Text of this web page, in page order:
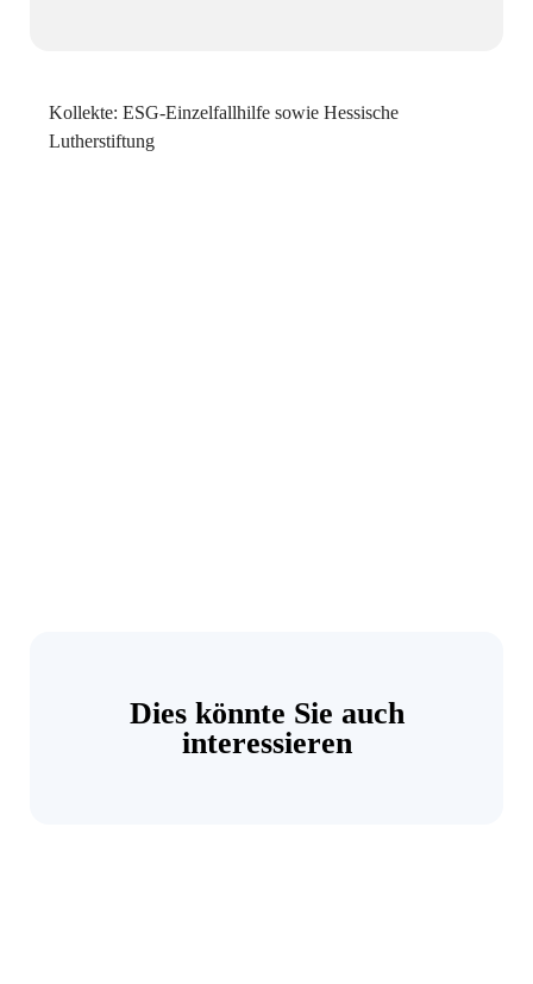
Kollekte: ESG-Einzelfallhilfe sowie Hessische
Lutherstiftung
Dies könnte Sie auch
interessieren